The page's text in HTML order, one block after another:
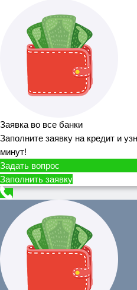
Заявка во все банки
Заполните заявку на кредит и
минут!
Задать вопрос
Заполнить заявку